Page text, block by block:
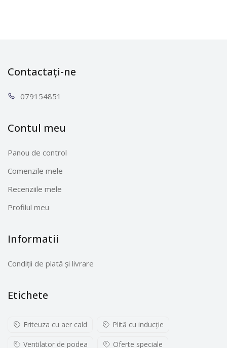
Contactați-ne
0791 54851
Contul meu
Panou de control
Comenzile mele
Recenziile mele
Profilul meu
Informatii
Condiții de plată și livrare
Etichete
Friteuza cu aer cald Plită cu inducţie
Ventilator de podea Oferte speciale